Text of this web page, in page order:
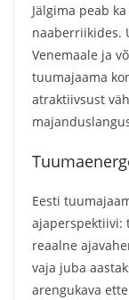
Jälgima peab
naaberriikides.
Venemaale ja
tuumajaama
atraktiivsust
Eesti
ajaperspektiivi:
reaalne
vaja juba
arengukava